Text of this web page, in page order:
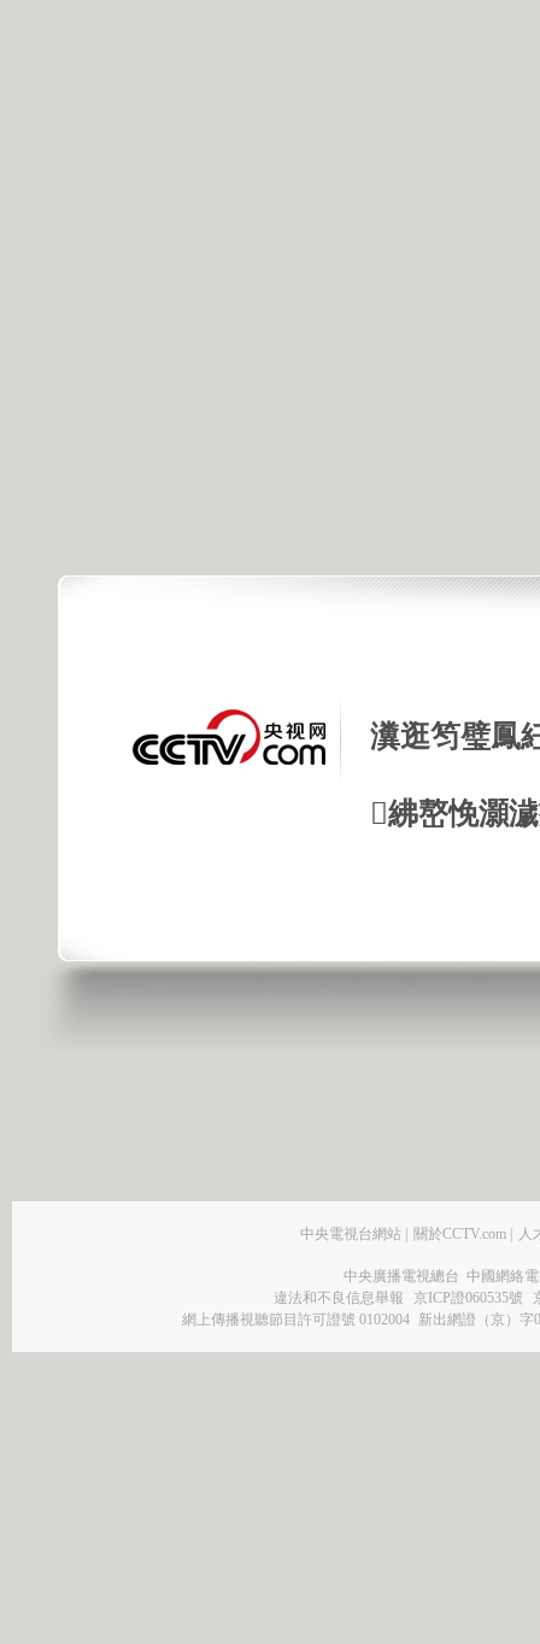
瀵逛笉璧鳳
紼嶅悗灝
中央電視台網站 關於CCTV.com 人
中央廣播電視總台 中國網絡
違法和不良信息舉報
京ICP證060535號
網上傳播視聽節目許可證號 0102004 新出網證（京）